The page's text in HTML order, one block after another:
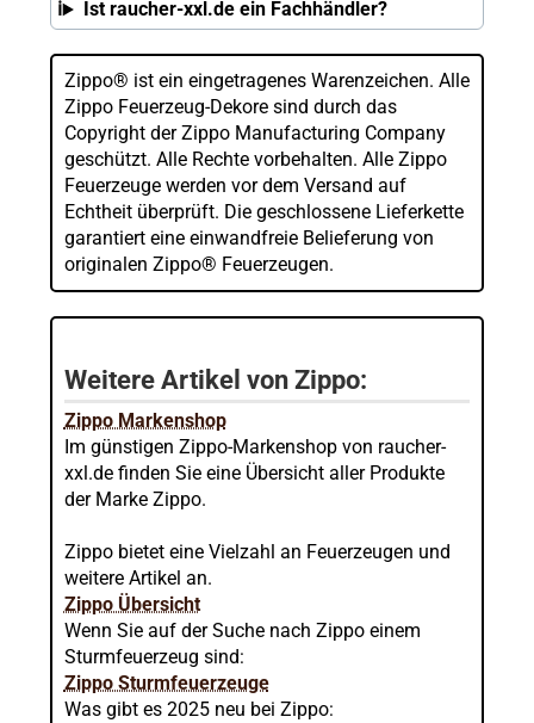
Ist raucher-xxl.de ein Fachhändler?
Zippo® ist ein eingetragenes Warenzeichen. Alle
Zippo Feuerzeug-Dekore sind durch das
Copyright der Zippo Manufacturing Company
geschützt. Alle Rechte vorbehalten. Alle Zippo
Feuerzeuge werden vor dem Versand auf
Echtheit überprüft. Die geschlossene Lieferkette
garantiert eine einwandfreie Belieferung von
originalen Zippo® Feuerzeugen.
Weitere Artikel von Zippo:
Zippo Markenshop
Im günstigen Zippo-Markenshop von raucher-
xxl.de finden Sie eine Übersicht aller Produkte
der Marke Zippo.
Zippo bietet eine Vielzahl an Feuerzeugen und
weitere Artikel an.
Zippo Übersicht
Wenn Sie auf der Suche nach Zippo einem
Sturmfeuerzeug sind:
Zippo Sturmfeuerzeuge
Was gibt es 2025 neu bei Zippo: